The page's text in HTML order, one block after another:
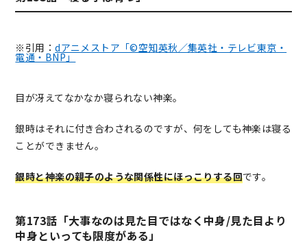
※引用：dアニメストア「©空知英秋／集英社・テレビ東京・
電通・BNP」
目が冴えてなかなか寝られない神楽。
銀時はそれに付き合わされるのですが、何をしても神楽は寝る
ことができません。
銀時と神楽の親子のような関係性にほっこりする回です。
第173話「大事なのは見た目ではなく中身/見た目より
中身といっても限度がある」